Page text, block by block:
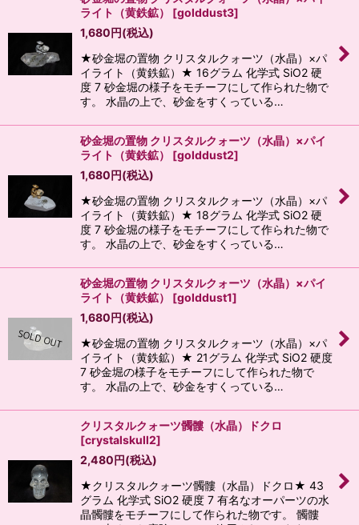
ライト（黄鉄鉱）
[golddust3]
1,680円(税込)
★砂金堀の置物 クリスタルクォーツ（水晶）×パ
イライト（黄鉄鉱）★ 16グラム 化学式 SiO2 硬
度 7 砂金堀の様子をモチーフにして作られた物で
す。 水晶の上で、砂金をすくっている…
砂金堀の置物 クリスタルクォーツ（水晶）×パイ
ライト（黄鉄鉱）
[golddust2]
1,680円(税込)
★砂金堀の置物 クリスタルクォーツ（水晶）×パ
イライト（黄鉄鉱）★ 18グラム 化学式 SiO2 硬
度 7 砂金堀の様子をモチーフにして作られた物で
す。 水晶の上で、砂金をすくっている…
砂金堀の置物 クリスタルクォーツ（水晶）×パイ
ライト（黄鉄鉱）
[golddust1]
1,680円(税込)
★砂金堀の置物 クリスタルクォーツ（水晶）×パ
イライト（黄鉄鉱）★ 21グラム 化学式 SiO2 硬度
7 砂金堀の様子をモチーフにして作られた物で
す。 水晶の上で、砂金をすくっている…
クリスタルクォーツ髑髏（水晶）ドクロ
[crystalskull2]
2,480円(税込)
★クリスタルクォーツ髑髏（水晶）ドクロ★ 43
グラム 化学式 SiO2 硬度 7 有名なオーパーツの水
晶髑髏をモチーフにして作られた物です。 髑髏